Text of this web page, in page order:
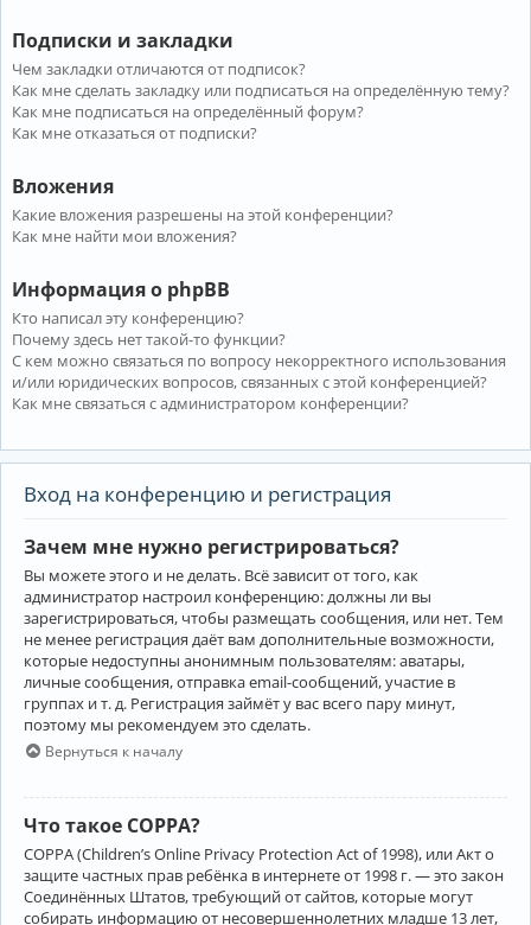
Подписки и закладки
Чем закладки отличаются от подписок?
Как мне сделать закладку или подписаться на определённую тему?
Как мне подписаться на определённый форум?
Как мне отказаться от подписки?
Вложения
Какие вложения разрешены на этой конференции?
Как мне найти мои вложения?
Информация о phpBB
Кто написал эту конференцию?
Почему здесь нет такой-то функции?
С кем можно связаться по вопросу некорректного использования
и/или юридических вопросов, связанных с этой конференцией?
Как мне связаться с администратором конференции?
Вход на конференцию и регистрация
Зачем мне нужно регистрироваться?
Вы можете этого и не делать. Всё зависит от того, как
администратор настроил конференцию: должны ли вы
зарегистрироваться, чтобы размещать сообщения, или нет. Тем
не менее регистрация даёт вам дополнительные возможности,
которые недоступны анонимным пользователям: аватары,
личные сообщения, отправка email-сообщений, участие в
группах и т. д. Регистрация займёт у вас всего пару минут,
поэтому мы рекомендуем это сделать.
Вернуться к началу
Что такое COPPA?
COPPA (Children’s Online Privacy Protection Act of 1998), или Акт о
защите частных прав ребёнка в интернете от 1998 г. — это закон
Соединённых Штатов, требующий от сайтов, которые могут
собирать информацию от несовершеннолетних младше 13 лет,